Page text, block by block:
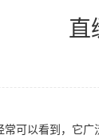
直
可以看到，它